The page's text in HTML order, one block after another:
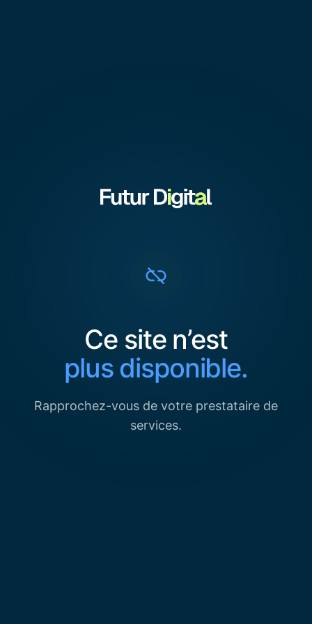
Ce site n’est
plus disponible.
Rapprochez-vous de votre prestataire de
services.